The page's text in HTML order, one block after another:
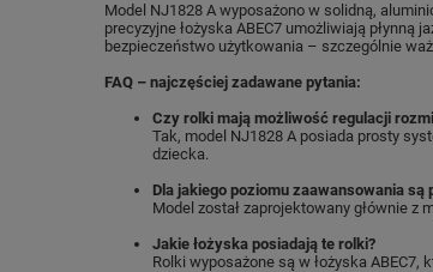
Model NJ1828 A wyposażono w solidną,
precyzyjne łożyska ABEC7 umożliwiają
bezpieczeństwo użytkowania – szczególnie
FAQ – najczęściej zadawane pytania:
Czy rolki mają możliwość regulacji
Tak, model NJ1828 A posiada prosty
dziecka.
Dla jakiego poziomu zaawansowania są
Model został zaprojektowany głównie
Jakie łożyska posiadają te rolki?
Rolki wyposażone są w łożyska ABEC7,